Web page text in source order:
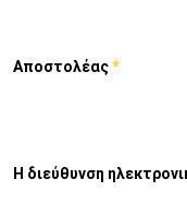
Αποστολέας*
Η διεύθυνση